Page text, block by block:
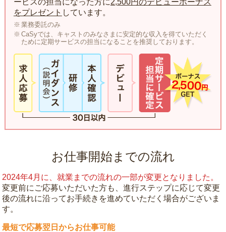
をプレゼント しています。
業務委託のみ
CaSyでは、キャストのみなさまに安定的な収入を得ていただく
ために定期サービスの担当になることを推奨しております。
お仕事開始までの流れ
2024年4月に、就業までの流れの一部が変更となりました。
変更前にご応募いただいた方も、進行ステップに応じて変更
後の流れに沿ってお手続きを進めていただく場合がございま
す。
最短で応募翌日からお仕事可能